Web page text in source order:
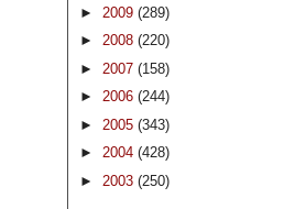
► 2009 (289)
► 2008 (220)
► 2007 (158)
► 2006 (244)
► 2005 (343)
► 2004 (428)
► 2003 (250)